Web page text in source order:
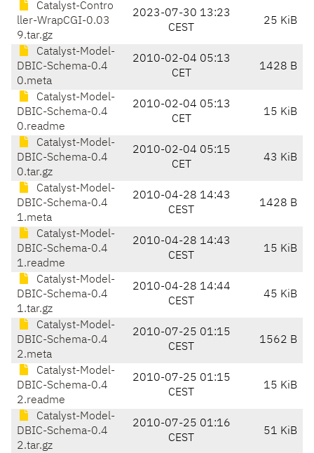
Catalyst-Contro
ller-WrapCGI-0.03
9.tar.gz
2023-07-30 13:23
CEST
25 KiB
Catalyst-Model-
DBIC-Schema-0.4
0.meta
2010-02-04 05:13
CET
1428 B
Catalyst-Model-
DBIC-Schema-0.4
0.readme
2010-02-04 05:13
CET
15 KiB
Catalyst-Model-
DBIC-Schema-0.4
0.tar.gz
2010-02-04 05:15
CET
43 KiB
Catalyst-Model-
DBIC-Schema-0.4
1.meta
2010-04-28 14:43
CEST
1428 B
Catalyst-Model-
DBIC-Schema-0.4
1.readme
2010-04-28 14:43
CEST
15 KiB
Catalyst-Model-
DBIC-Schema-0.4
1.tar.gz
2010-04-28 14:44
CEST
45 KiB
Catalyst-Model-
DBIC-Schema-0.4
2.meta
2010-07-25 01:15
CEST
1562 B
Catalyst-Model-
DBIC-Schema-0.4
2.readme
2010-07-25 01:15
CEST
15 KiB
Catalyst-Model-
DBIC-Schema-0.4
2.tar.gz
2010-07-25 01:16
CEST
51 KiB